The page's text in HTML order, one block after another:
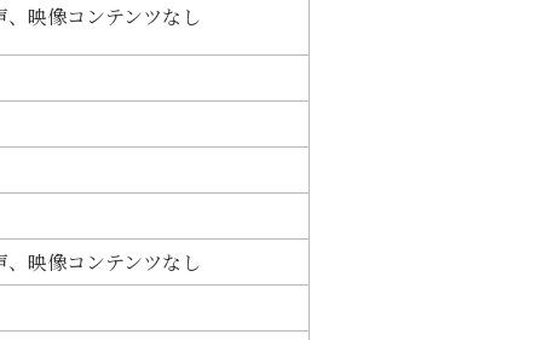
、映像コンテンツなし
、映像コンテンツなし